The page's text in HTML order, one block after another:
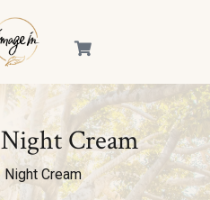
Night Cream
Night Cream